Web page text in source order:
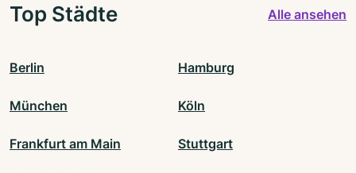
Top Städte Alle ansehen
Berlin Hamburg
München Köln
Frankfurt am Main Stuttgart